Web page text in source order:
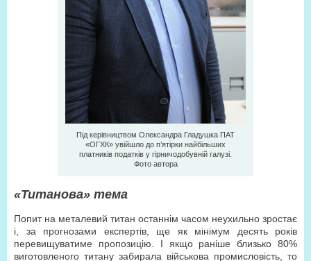
Під керівництвом Олександра Гладушка ПАТ
«ОГХК» увійшло до п’ятірки найбільших
платників податків у гірничодобувній галузі.
Фото автора
«Титанова» тема
Попит на металевий титан останнім часом неухильно зростає
і, за прогнозами експертів, ще як мінімум десять років
перевищуватиме пропозицію. І якщо раніше близько 80%
виготовленого титану забирала військова промисловість, то